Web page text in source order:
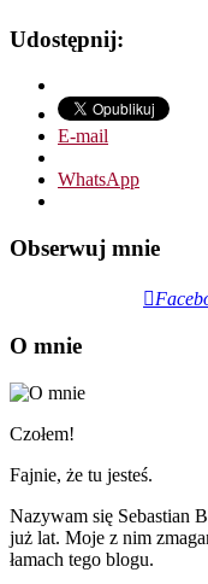
Udostępnij:
E-mail
WhatsApp
Obserwuj mnie
O mnie
Czołem!
Fajnie, że tu jesteś.
Nazywam się Sebastian
już lat. Moje z nim
łamach tego blogu.